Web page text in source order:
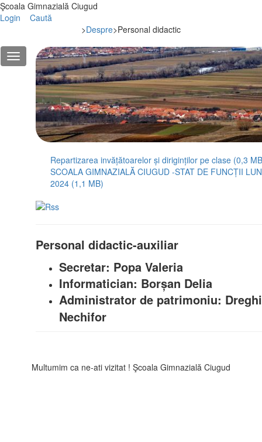
Şcoala Gimnazială Ciugud
Login
Caută
>Despre>Personal didactic
Repartizarea invățătoarelor și diriginților pe clase (0,3
SCOALA GIMNAZIALĂ CIUGUD -STAT DE FUNCȚII
2024 (1,1 MB)
Personal didactic-auxiliar
Secretar: Popa Valeria
Informatician: Borșan Delia
Administrator de patrimoniu:
Nechifor
Multumim ca ne-ati vizitat ! Şcoala Gimnazială Ciugud